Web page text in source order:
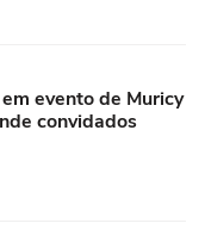
evento de Muricy
convidados